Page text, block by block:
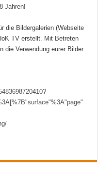
Jahren!
die Bildergalerien (Webseite
TV erstellt. Mit Betreten
die Verwendung eurer Bilder